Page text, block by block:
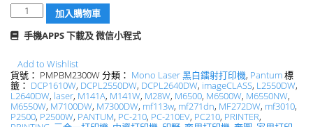
數
量
加入購物車
手機APPS 下載及 微信小程式
Add to Wishlist
貨號： PMPBM2300W分類： Mono Laser 黑白鐳射打印機, Pantum標
籤： DCP1610W, DCPL2550DW, DCPL2640DW, imageCLASS, L2550DW,
L2640DW, laser, M141A, M141W, M28W, M6500, M6500W, M6550NW,
M6550W, M7100DW, M7300DW, mf113w, mf271dn, MF272DW, mf3010,
P2500, P2500W, PANTUM, PC-210, PC-210EV, PC210, PRINTER,